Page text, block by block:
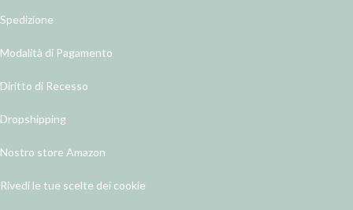
Spedizione
Modalità di Pagamento
Diritto di Recesso
Dropshipping
Nostro store Amazon
Rivedi le tue scelte dei cookie